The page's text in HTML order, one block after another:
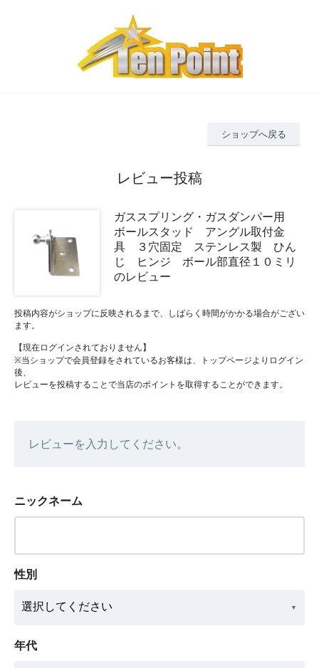
ショップへ戻る
レビュー投稿
ガススプリング・ガスダンパー用
ボールスタッド アングル取付金
具 ３穴固定 ステンレス製 ひん
じ ヒンジ ボール部直径１０ミリ
のレビュー
投稿内容がショップに反映されるまで、しばらく時間がかかる場合がござい
ます。
【現在ログインされておりません】
※当ショップで会員登録をされているお客様は、トップページよりログイン
後、
レビューを投稿することで当店のポイントを取得することができます。
レビューを入力してください。
ニックネーム
性別
年代